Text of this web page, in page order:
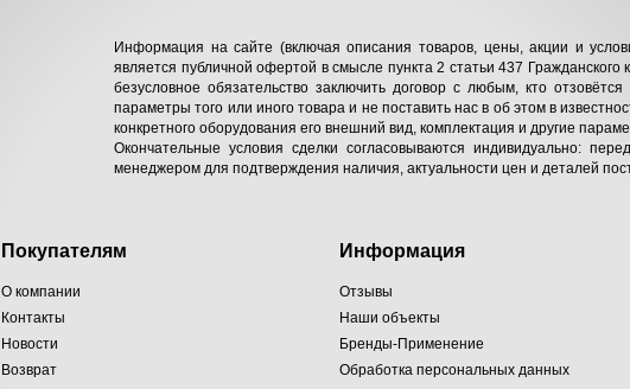
Информация на сайте (включая описания товаров, цены, акции и
является публичной офертой в смысле пункта 2 статьи 437
безусловное обязательство заключить договор с любым, кто
параметры того или иного товара и не поставить нас в об этом в
конкретного оборудования его внешний вид, комплектация и другие
Окончательные условия сделки согласовываются индивидуально:
менеджером для подтверждения наличия, актуальности цен и деталей
Покупателям
О компании
Контакты
Новости
Возврат
Информация
Отзывы
Наши объекты
Бренды-Применение
Обработка персональных данных